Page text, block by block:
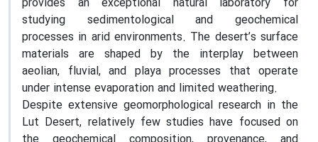
studying sedimentological and geochemical
processes in arid environments. The desert’s surface
materials are shaped by the interplay between
aeolian, fluvial, and playa processes that operate
under intense evaporation and limited weathering.
Despite extensive geomorphological research in the
Lut Desert, relatively few studies have focused on